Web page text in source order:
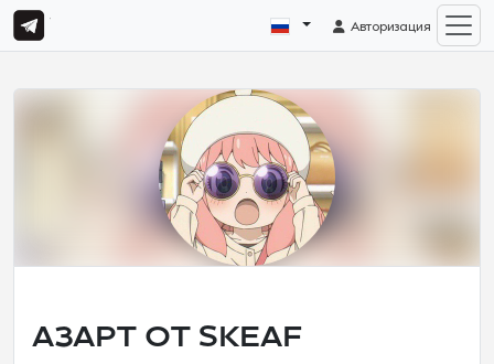
Авторизация
АЗАРТ ОТ SKEAF